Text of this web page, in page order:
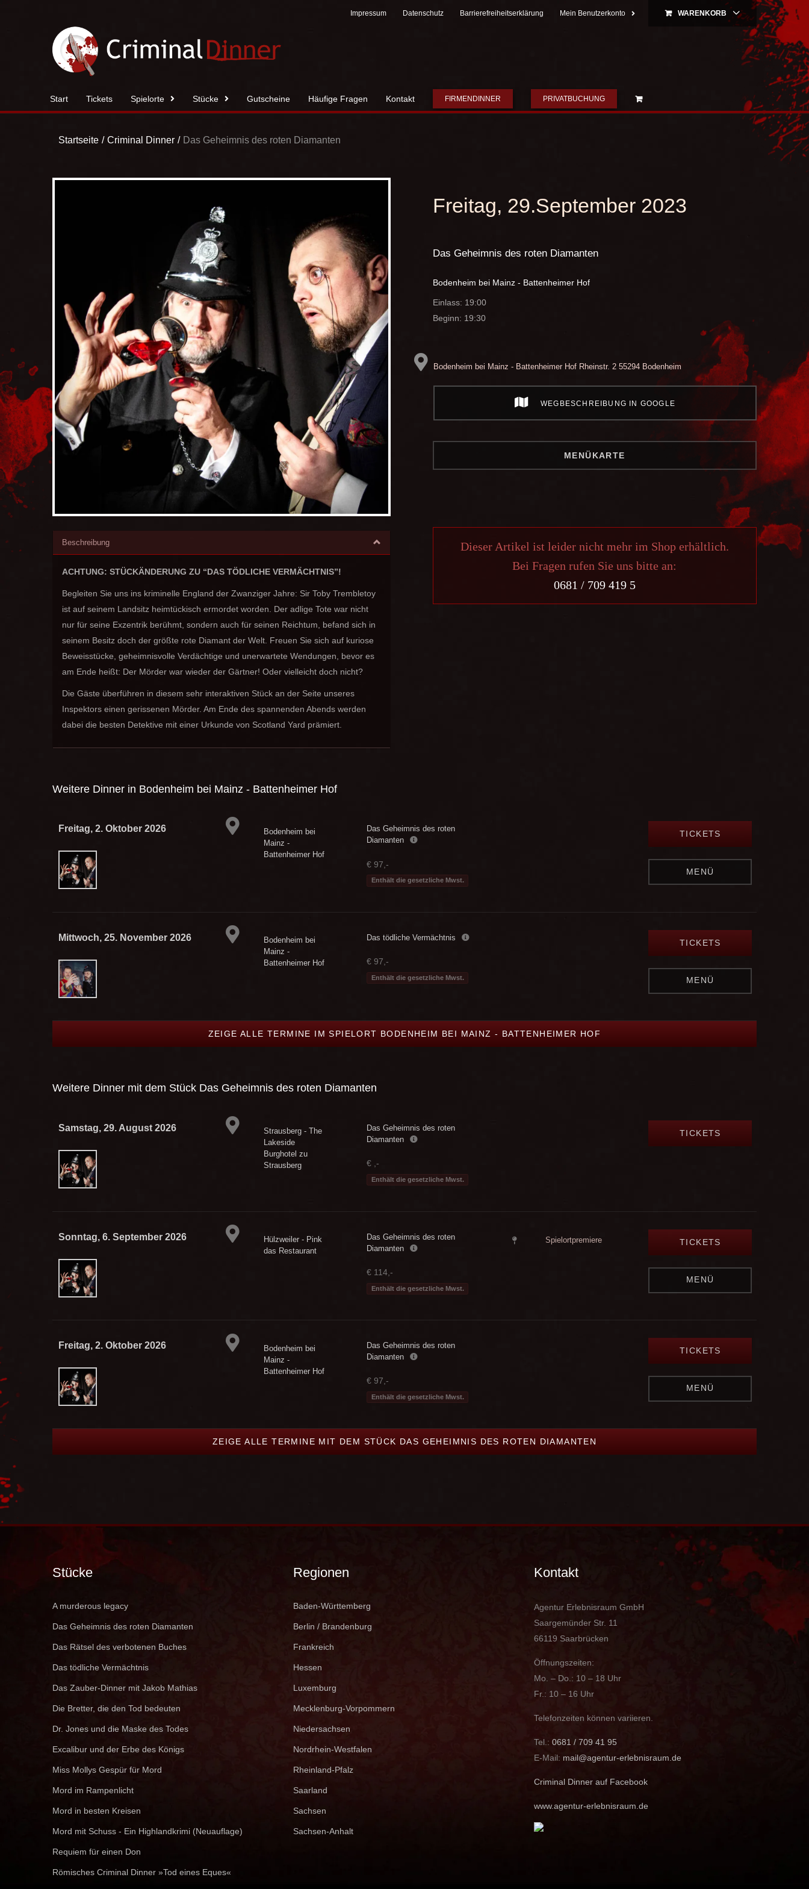
Impressum Datenschutz Barrierefreiheitserklärung Mein Benutzerkonto WARENKORB
Start Tickets Spielorte Stücke Gutscheine Häufige Fragen Kontakt FIRMENDINNER PRIVATBUCHUNG
Startseite Criminal Dinner Das Geheimnis des roten Diamanten
Beschreibung
ACHTUNG: STÜCKÄNDERUNG ZU “DAS TÖDLICHE VERMÄCHTNIS”!
Begleiten Sie uns ins kriminelle England der Zwanziger Jahre: Sir Toby Trembletoy
ist auf seinem Landsitz heimtückisch ermordet worden. Der adlige Tote war nicht
nur für seine Exzentrik berühmt, sondern auch für seinen Reichtum, befand sich in
seinem Besitz doch der größte rote Diamant der Welt. Freuen Sie sich auf kuriose
Beweisstücke, geheimnisvolle Verdächtige und unerwartete Wendungen, bevor es
am Ende heißt: Der Mörder war wieder der Gärtner! Oder vielleicht doch nicht?
Die Gäste überführen in diesem sehr interaktiven Stück an der Seite unseres
Inspektors einen gerissenen Mörder. Am Ende des spannenden Abends werden
dabei die besten Detektive mit einer Urkunde von Scotland Yard prämiert.
Freitag, 29.September 2023
Das Geheimnis des roten Diamanten
Bodenheim bei Mainz - Battenheimer Hof
Einlass: 19:00
Beginn: 19:30
Bodenheim bei Mainz - Battenheimer HofRheinstr. 2 55294 Bodenheim
WEGBESCHREIBUNG IN GOOGLE
MENÜKARTE
Dieser Artikel ist leider nicht mehr im Shop erhältlich.
Bei Fragen rufen Sie uns bitte an:
0681 / 709 419 5
Weitere Dinner in Bodenheim bei Mainz - Battenheimer Hof
Freitag, 2. Oktober 2026
Bodenheim bei
Mainz -
Battenheimer Hof
Das Geheimnis des roten
Diamanten
€ 97,-
Enthält die gesetzliche Mwst.
TICKETS
MENÜ
Mittwoch, 25. November 2026
Bodenheim bei
Mainz -
Battenheimer Hof
Das tödliche Vermächtnis
€ 97,-
Enthält die gesetzliche Mwst.
TICKETS
MENÜ
ZEIGE ALLE TERMINE IM SPIELORT BODENHEIM BEI MAINZ - BATTENHEIMER HOF
Weitere Dinner mit dem Stück Das Geheimnis des roten Diamanten
Samstag, 29. August 2026
Strausberg - The
Lakeside
Burghotel zu
Strausberg
Das Geheimnis des roten
Diamanten
€ ,-
Enthält die gesetzliche Mwst.
TICKETS
Sonntag, 6. September 2026
Hülzweiler - Pink
das Restaurant
Das Geheimnis des roten
Diamanten
€ 114,-
Enthält die gesetzliche Mwst.
Spielortpremiere TICKETS
MENÜ
Freitag, 2. Oktober 2026
Bodenheim bei
Mainz -
Battenheimer Hof
Das Geheimnis des roten
Diamanten
€ 97,-
Enthält die gesetzliche Mwst.
TICKETS
MENÜ
ZEIGE ALLE TERMINE MIT DEM STÜCK DAS GEHEIMNIS DES ROTEN DIAMANTEN
Stücke
A murderous legacy
Das Geheimnis des roten Diamanten
Das Rätsel des verbotenen Buches
Das tödliche Vermächtnis
Das Zauber-Dinner mit Jakob Mathias
Die Bretter, die den Tod bedeuten
Dr. Jones und die Maske des Todes
Excalibur und der Erbe des Königs
Miss Mollys Gespür für Mord
Mord im Rampenlicht
Mord in besten Kreisen
Mord mit Schuss - Ein Highlandkrimi (Neuauflage)
Requiem für einen Don
Römisches Criminal Dinner »Tod eines Eques«
Regionen
Baden-Württemberg
Berlin / Brandenburg
Frankreich
Hessen
Luxemburg
Mecklenburg-Vorpommern
Niedersachsen
Nordrhein-Westfalen
Rheinland-Pfalz
Saarland
Sachsen
Sachsen-Anhalt
Kontakt
Agentur Erlebnisraum GmbH
Saargemünder Str. 11
66119 Saarbrücken
Öffnungszeiten:
Mo. – Do.: 10 – 18 Uhr
Fr.: 10 – 16 Uhr
Telefonzeiten können variieren.
Tel.: 0681 / 709 41 95
E-Mail: mail@agentur-erlebnisraum.de
Criminal Dinner auf Facebook
www.agentur-erlebnisraum.de